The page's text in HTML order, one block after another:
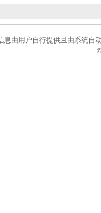
息由用户自行提供且由系统